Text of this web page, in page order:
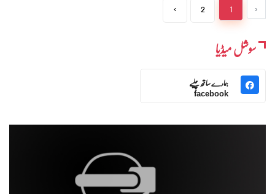
‹
1
2
›
سوشل میڈیا
ہمارے ساتھ چلیے
facebook